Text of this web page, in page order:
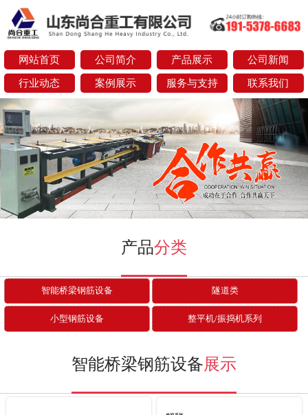
网站首页 公司简介 产品展示 公司新闻
行业动态 案例展示 服务与支持 联系我们
next
产品分类
智能桥梁钢筋设备 隧道类
小型钢筋设备 整平机/振捣机系列
智能桥梁钢筋设备展示